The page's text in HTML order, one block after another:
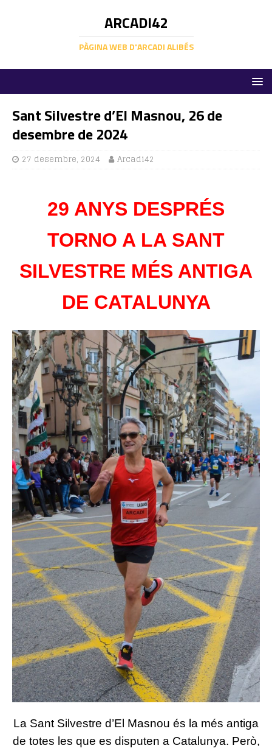
ARCADI42
PÀGINA WEB D'ARCADI ALIBÉS
Sant Silvestre d’El Masnou, 26 de
desembre de 2024
27 desembre, 2024 Arcadi42
29 ANYS DESPRÉS
TORNO A LA SANT
SILVESTRE MÉS ANTIGA
DE CATALUNYA
La Sant Silvestre d’El Masnou és la més antiga
de totes les que es disputen a Catalunya. Però,